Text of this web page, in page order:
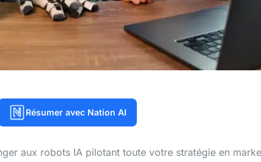
Résumer avec Nation AI
aux robots IA pilotant toute votre stratégie en